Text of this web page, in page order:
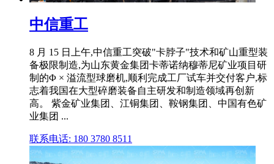
中信重工
8 月 15 日上午,中信重工突破"卡脖子"技术和矿山重型装
备极限制造,为山东黄金集团卡蒂诺纳穆蒂尼矿业项目研
制的Φ × 溢流型球磨机,顺利完成工厂试车并交付客户,标
志着我国在大型碎磨装备自主研发和制造领域再创新
高。 紫金矿业集团、江铜集团、鞍钢集团、中国有色矿
业集团 ...
联系电话: 180 3780 8511